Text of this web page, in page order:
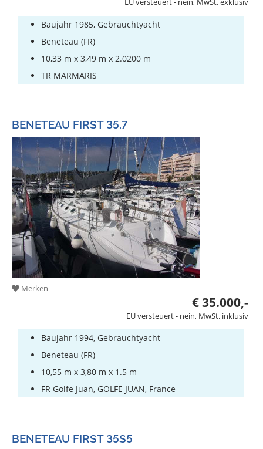
Baujahr 1985, Gebrauchtyacht
Beneteau (FR)
10,33 m x 3,49 m x 2.0200 m
TR MARMARIS
BENETEAU FIRST 35.7
Merken
€ 35.000,-
EU versteuert - nein, MwSt. inklusiv
Baujahr 1994, Gebrauchtyacht
Beneteau (FR)
10,55 m x 3,80 m x 1.5 m
FR Golfe Juan, GOLFE JUAN, France
BENETEAU FIRST 35S5